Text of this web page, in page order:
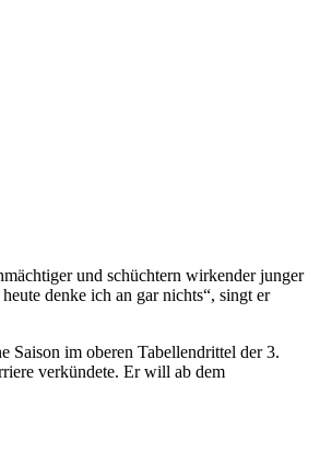
und schüchtern wirkender junger
denke ich an gar nichts“, singt er
Saison im oberen Tabellendrittel der 3.
verkündete. Er will ab dem